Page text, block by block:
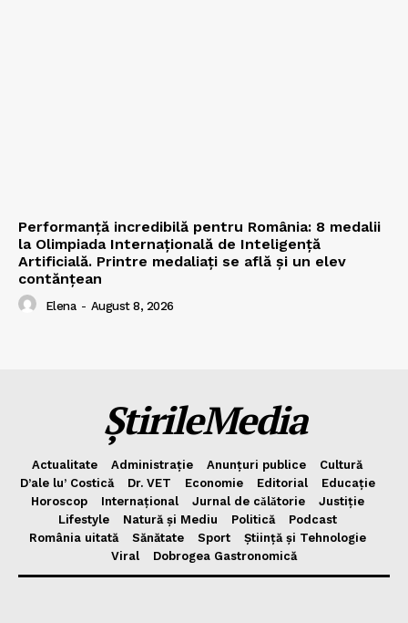
Performanță incredibilă pentru România: 8 medalii
la Olimpiada Internațională de Inteligență
Artificială. Printre medaliați se află și un elev
contănțean
Elena - August 8, 2026
ȘtirileMedia
Actualitate Administrație Anunțuri publice
Cultură
D’ale lu’ Costică
Dr. VET Economie Editorial
Educație
Horoscop
Internațional Jurnal de cǎlǎtorie
Justiție
Lifestyle
Natură și Mediu Politică
Podcast
România uitată
Sănătate Sport
Știință și Tehnologie
Viral
Dobrogea Gastronomică